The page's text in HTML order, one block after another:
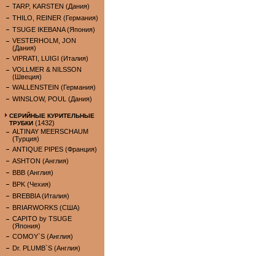
TARP, KARSTEN (Дания)
THILO, REINER (Германия)
TSUGE IKEBANA (Япония)
VESTERHOLM, JON
(Дания)
VIPRATI, LUIGI (Италия)
VOLLMER & NILSSON
(Швеция)
WALLENSTEIN (Германия)
WINSLOW, POUL (Дания)
СЕРИЙНЫЕ КУРИТЕЛЬНЫЕ
ТРУБКИ (1432)
ALTINAY MEERSCHAUM
(Турция)
ANTIQUE PIPES (Франция)
ASHTON (Англия)
BBB (Англия)
BPK (Чехия)
BREBBIA (Италия)
BRIARWORKS (США)
CAPITO by TSUGE
(Япония)
COMOY`S (Англия)
Dr. PLUMB`S (Англия)